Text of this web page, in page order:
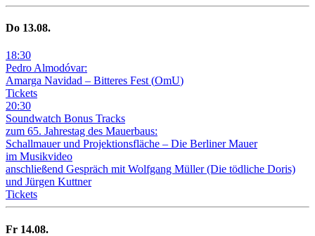
Do 13.08.
18:30
Pedro Almodóvar:
Amarga Navidad – Bitteres Fest (OmU)
Tickets
20:30
Soundwatch Bonus Tracks
zum 65. Jahrestag des Mauerbaus:
Schallmauer und Projektionsfläche – Die Berliner Mauer
im Musikvideo
anschließend Gespräch mit Wolfgang Müller (Die tödliche Doris)
und Jürgen Kuttner
Tickets
Fr 14.08.